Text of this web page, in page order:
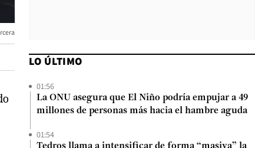
LO ÚLTIMO
01:56
La ONU asegura que El Niño podría empujar a 49
millones de personas más hacia el hambre aguda
01:54